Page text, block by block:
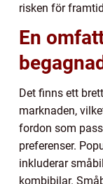
risken för
En
Det finns ett
marknaden,
fordon som
preferenser.
inkluderar
kombibilar.